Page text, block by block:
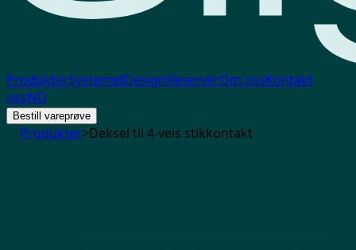
ProdukterSystemetDesignReservérOm ossKontakt
ossNO
Bestill vareprøve
Produkter>Deksel til 4-veis stikkontakt